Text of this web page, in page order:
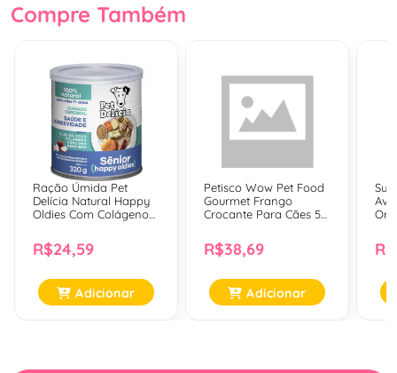
Compre Também
Ração Úmida Pet
Delícia Natural Happy
Oldies Com Colágeno
Anos - 320 Gr
R$24,59
Adicionar
Petisco Wow Pet Food
Gourmet Frango
Crocante Para Cães 50
R$38,69
Adicionar